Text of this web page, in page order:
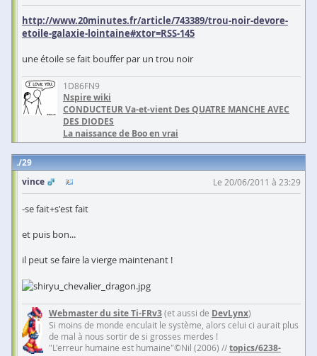
http://www.20minutes.fr/article/743389/trou-noir-devore-
etoile-galaxie-lointaine#xtor=RSS-145
une étoile se fait bouffer par un trou noir
1D86FN9
Nspire wiki
CONDUCTEUR Va-et-vient Des QUATRE MANCHE AVEC
DES DIODES
La naissance de Boo en vrai
29
vince
Le 20/06/2011 à 23:29
-se fait+s'est fait
et puis bon...
il peut se faire la vierge maintenant !
Webmaster du site Ti-FRv3(et aussi de DevLynx)
Si moins de monde enculait le système, alors celui ci aurait plus
de mal à nous sortir de si grosses merdes !
"L'erreur humaine est humaine"©Nil (2006) //topics/6238-